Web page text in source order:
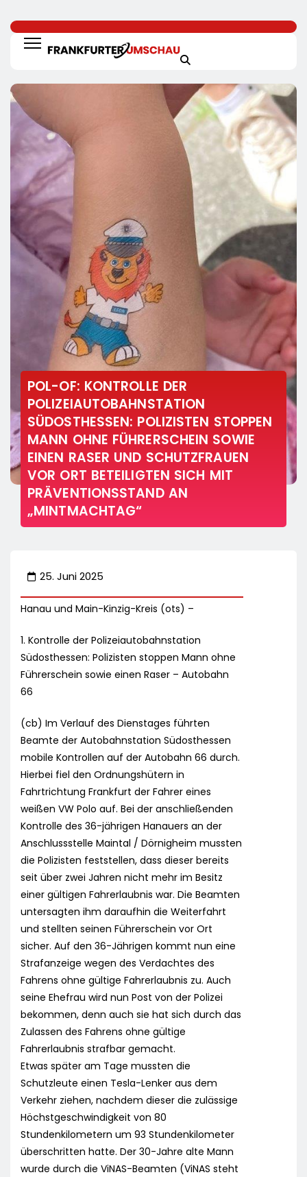
POL-OF: KONTROLLE DER
POLIZEIAUTOBAHNSTATION
SÜDOSTHESSEN: POLIZISTEN STOPPEN
MANN OHNE FÜHRERSCHEIN SOWIE
EINEN RASER UND SCHUTZFRAUEN
VOR ORT BETEILIGTEN SICH MIT
PRÄVENTIONSSTAND AN
„MINTMACHTAG“
25. Juni 2025
Hanau und Main-Kinzig-Kreis (ots) –
1. Kontrolle der Polizeiautobahnstation
Südosthessen: Polizisten stoppen Mann ohne
Führerschein sowie einen Raser – Autobahn
66
(cb) Im Verlauf des Dienstages führten
Beamte der Autobahnstation Südosthessen
mobile Kontrollen auf der Autobahn 66 durch.
Hierbei fiel den Ordnungshütern in
Fahrtrichtung Frankfurt der Fahrer eines
weißen VW Polo auf. Bei der anschließenden
Kontrolle des 36-jährigen Hanauers an der
Anschlussstelle Maintal / Dörnigheim mussten
die Polizisten feststellen, dass dieser bereits
seit über zwei Jahren nicht mehr im Besitz
einer gültigen Fahrerlaubnis war. Die Beamten
untersagten ihm daraufhin die Weiterfahrt
und stellten seinen Führerschein vor Ort
sicher. Auf den 36-Jährigen kommt nun eine
Strafanzeige wegen des Verdachtes des
Fahrens ohne gültige Fahrerlaubnis zu. Auch
seine Ehefrau wird nun Post von der Polizei
bekommen, denn auch sie hat sich durch das
Zulassen des Fahrens ohne gültige
Fahrerlaubnis strafbar gemacht.
Etwas später am Tage mussten die
Schutzleute einen Tesla-Lenker aus dem
Verkehr ziehen, nachdem dieser die zulässige
Höchstgeschwindigkeit von 80
Stundenkilometern um 93 Stundenkilometer
überschritten hatte. Der 30-Jahre alte Mann
wurde durch die ViNAS-Beamten (ViNAS steht